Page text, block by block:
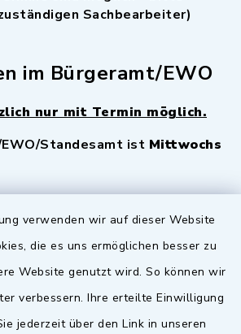
verwenden wir auf dieser Website
die es uns ermöglichen besser zu
Website genutzt wird. So können wir
verbessern. Ihre erteilte Einwilligung
jederzeit über den Link in unseren
Sachbearbeiter)
im Bürgeramt/EWO
nur mit Termin möglich.
Standesamt ist Mittwochs